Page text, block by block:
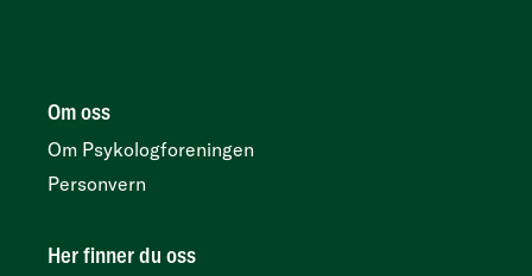
Om oss
Om Psykologforeningen
Personvern
Her finner du oss